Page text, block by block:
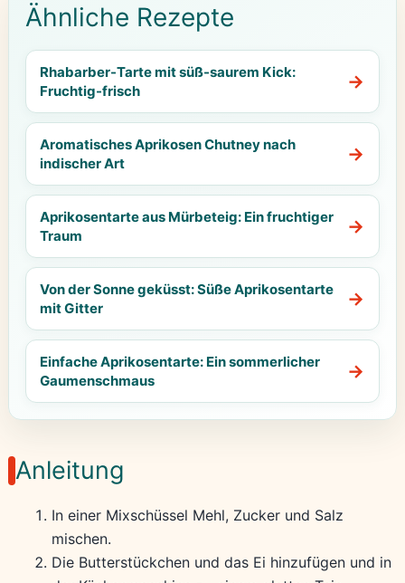
Ähnliche Rezepte
Rhabarber-Tarte mit süß-saurem Kick:
Fruchtig-frisch
Aromatisches Aprikosen Chutney nach
indischer Art
Aprikosentarte aus Mürbeteig: Ein fruchtiger
Traum
Von der Sonne geküsst: Süße Aprikosentarte
mit Gitter
Einfache Aprikosentarte: Ein sommerlicher
Gaumenschmaus
Anleitung
In einer Mixschüssel Mehl, Zucker und Salz
mischen.
Die Butterstückchen und das Ei hinzufügen und in